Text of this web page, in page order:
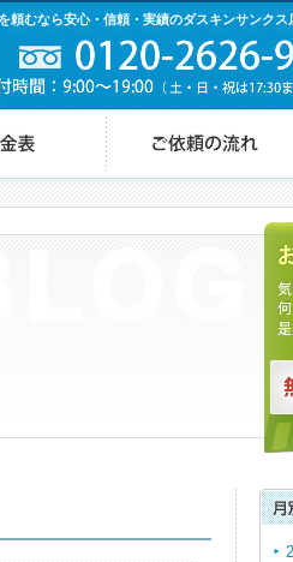
頼むなら安心・信頼・実績のダスキンサンクス